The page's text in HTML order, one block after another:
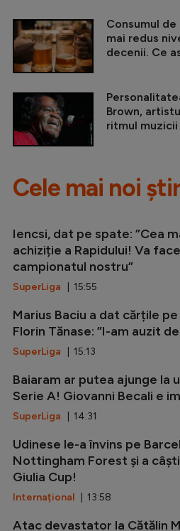
Consumul de
mai redus
decenii. Ce
Brown,
ritmul
Cele mai noi
Iencsi, dat pe spate: ”Cea
achiziție a Rapidului! Va
campionatul nostru”
SuperLiga | 15:55
Marius Baciu a dat cărțile
Florin Tănase: ”I-am auzit
SuperLiga | 15:13
Baiaram ar putea ajunge la
Serie A! Giovanni Becali e
SuperLiga | 14:31
Udinese le-a învins pe
Nottingham Forest și a
Giulia Cup!
Internațional | 13:58
Atac devastator la Cătălin